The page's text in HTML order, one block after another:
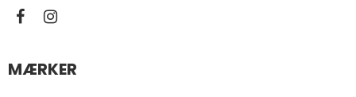
MÆRKER